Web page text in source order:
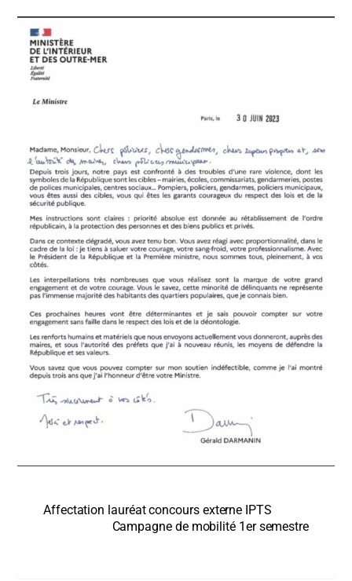
Affectation lauréat concours externe IPTS
Campagne de mobilité 1er semestre